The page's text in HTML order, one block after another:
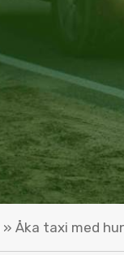
» Åka taxi med